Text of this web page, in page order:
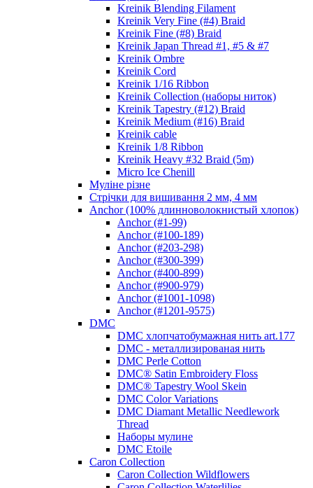
Kreinik Blending Filament
Kreinik Very Fine (#4) Braid
Kreinik Fine (#8) Braid
Kreinik Japan Thread #1, #5 & #7
Kreinik Ombre
Kreinik Cord
Kreinik 1/16 Ribbon
Kreinik Collection (наборы ниток)
Kreinik Tapestry (#12) Braid
Kreinik Medium (#16) Braid
Kreinik cable
Kreinik 1/8 Ribbon
Kreinik Heavy #32 Braid (5m)
Micro Ice Chenill
Муліне різне
Стрічки для вишивання 2 мм, 4 мм
Anchor (100% длинноволокнистый хлопок)
Anchor (#1-99)
Anchor (#100-189)
Anchor (#203-298)
Anchor (#300-399)
Anchor (#400-899)
Anchor (#900-979)
Anchor (#1001-1098)
Anchor (#1201-9575)
DMC
DMC хлопчатобумажная нить art.177
DMC - металлизированая нить
DMC Perle Cotton
DMC® Satin Embroidery Floss
DMC® Tapestry Wool Skein
DMC Color Variations
DMC Diamant Metallic Needlework
Thread
Наборы мулине
DMC Etoile
Caron Collection
Caron Collection Wildflowers